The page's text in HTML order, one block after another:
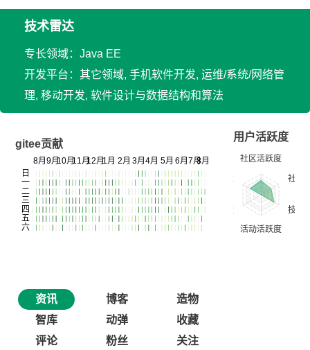
技术雷达
专长领域：Java EE
开发平台：其它领域, 手机软件开发, 运维/系统/网络管
理, 移动开发, 软件设计与数据结构和算法
gitee贡献
用户活跃度
资讯 博客
造物
智库
动弹
收藏
评论
粉丝 关注